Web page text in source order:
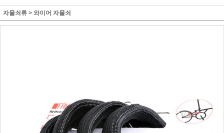
자물쇠류 > 와이어 자물쇠